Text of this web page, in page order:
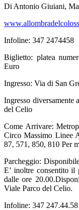
Di Antonio Giuiani,
Infoline: 347 2474458
Biglietto: platea
Euro
Ingresso: Via di San
Ingresso diversamente
del Celio
Come Arrivare:
Circo Massimo Linee
87, 571, 850, 810 Per
Parcheggio:
E’ inoltre consentito
dalle ore
Viale Parco del Celio.
Infoline: 347 247.44.58